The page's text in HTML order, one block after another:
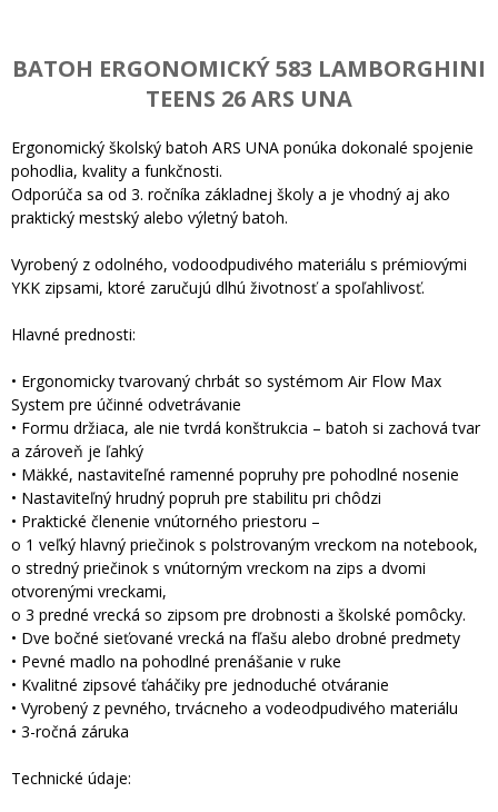
BATOH ERGONOMICKÝ 583 LAMBORGHINI
TEENS 26 ARS UNA
Ergonomický školský batoh ARS UNA ponúka dokonalé spojenie
pohodlia, kvality a funkčnosti.
Odporúča sa od 3. ročníka základnej školy a je vhodný aj ako
praktický mestský alebo výletný batoh.
Vyrobený z odolného, vodoodpudivého materiálu s prémiovými
YKK zipsami, ktoré zaručujú dlhú životnosť a spoľahlivosť.
Hlavné prednosti:
• Ergonomicky tvarovaný chrbát so systémom Air Flow Max
System pre účinné odvetrávanie
• Formu držiaca, ale nie tvrdá konštrukcia – batoh si zachová tvar
a zároveň je ľahký
• Mäkké, nastaviteľné ramenné popruhy pre pohodlné nosenie
• Nastaviteľný hrudný popruh pre stabilitu pri chôdzi
• Praktické členenie vnútorného priestoru –
o 1 veľký hlavný priečinok s polstrovaným vreckom na notebook,
o stredný priečinok s vnútorným vreckom na zips a dvomi
otvorenými vreckami,
o 3 predné vrecká so zipsom pre drobnosti a školské pomôcky.
• Dve bočné sieťované vrecká na fľašu alebo drobné predmety
• Pevné madlo na pohodlné prenášanie v ruke
• Kvalitné zipsové ťaháčiky pre jednoduché otváranie
• Vyrobený z pevného, trvácneho a vodeodpudivého materiálu
• 3-ročná záruka
Technické údaje: